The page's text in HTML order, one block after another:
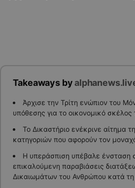
Takeaways by
Άρχισε την Τρίτη ενώπιον του
υπόθεσης για το οικονομικό
Το Δικαστήριο ενέκρινε αίτημα
κατηγοριών που αφορούν τον
Η υπεράσπιση υπέβαλε ένσταση
επικαλούμενη παραβιάσεις
Δικαιωμάτων του Ανθρώπου κατά